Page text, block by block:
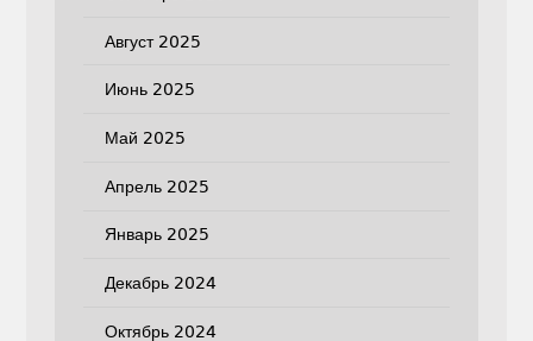
Август 2025
Июнь 2025
Май 2025
Апрель 2025
Январь 2025
Декабрь 2024
Октябрь 2024